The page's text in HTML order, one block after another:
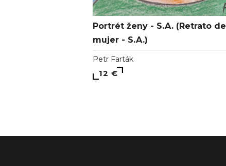
Portrét ženy - S.A. (Retrato de
mujer - S.A.)
Petr Farták
12 €